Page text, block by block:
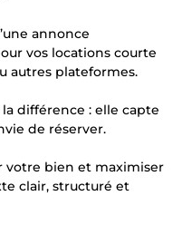
annonce
vos locations courte
autres plateformes.
différence : elle capte
de réserver.
votre bien et maximiser
clair, structuré et